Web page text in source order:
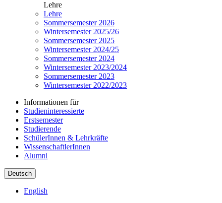
Lehre
Lehre
Sommersemester 2026
Wintersemester 2025/26
Sommersemester 2025
Wintersemester 2024/25
Sommersemester 2024
Wintersemester 2023/2024
Sommersemester 2023
Wintersemester 2022/2023
Informationen für
Studieninteressierte
Erstsemester
Studierende
SchülerInnen & Lehrkräfte
WissenschaftlerInnen
Alumni
Deutsch
English